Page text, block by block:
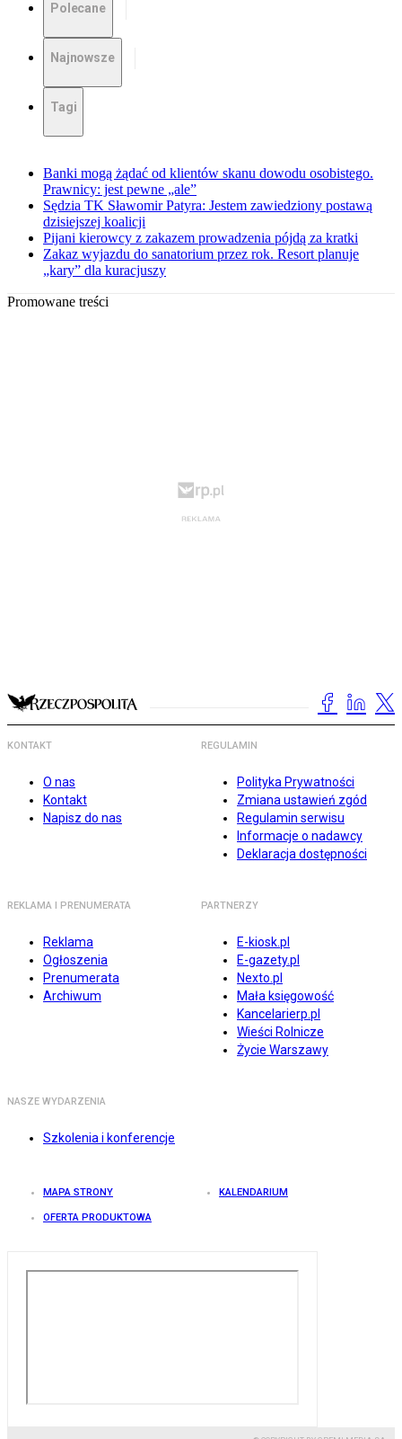
Polecane
Najnowsze
Tagi
Banki mogą żądać od klientów skanu dowodu osobistego.
Prawnicy: jest pewne „ale”
Sędzia TK Sławomir Patyra: Jestem zawiedziony postawą
dzisiejszej koalicji
Pijani kierowcy z zakazem prowadzenia pójdą za kratki
Zakaz wyjazdu do sanatorium przez rok. Resort planuje
„kary” dla kuracjuszy
Promowane treści
KONTAKT
O nas
Kontakt
Napisz do nas
REGULAMIN
Polityka Prywatności
Zmiana ustawień zgód
Regulamin serwisu
Informacje o nadawcy
Deklaracja dostępności
REKLAMA I PRENUMERATA
Reklama
Ogłoszenia
Prenumerata
Archiwum
PARTNERZY
E-kiosk.pl
E-gazety.pl
Nexto.pl
Mała księgowość
Kancelarierp.pl
Wieści Rolnicze
Życie Warszawy
NASZE WYDARZENIA
Szkolenia i konferencje
MAPA STRONY KALENDARIUM
OFERTA PRODUKTOWA